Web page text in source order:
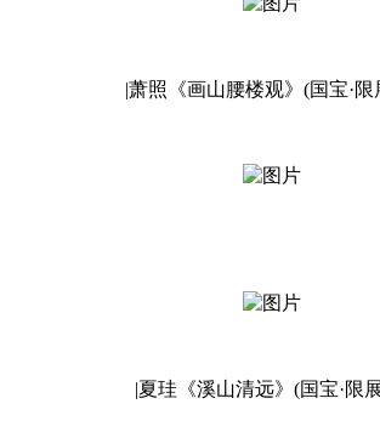
|萧照《画山腰楼观》(国宝·限
|夏珪《溪山清远》(国宝·限